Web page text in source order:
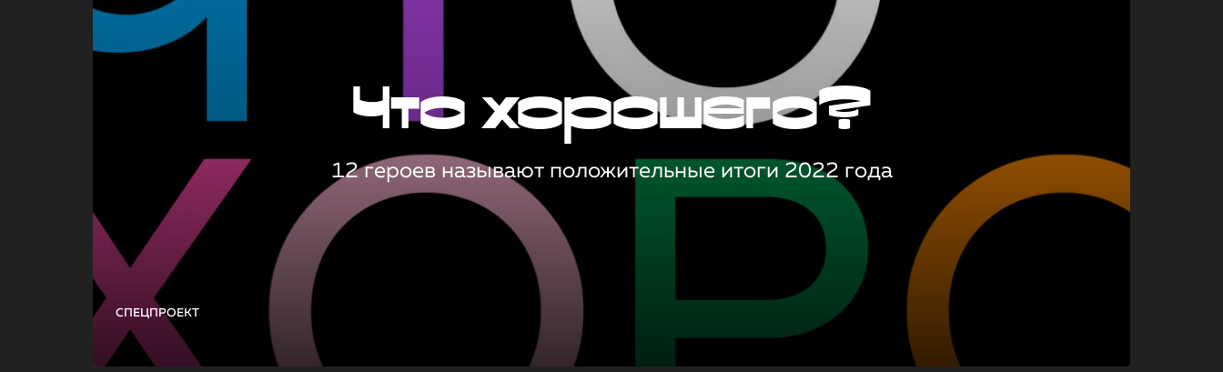
СПЕЦПРОЕКТ
Что хорошего?
12 героев называют положительные итоги 2022 года